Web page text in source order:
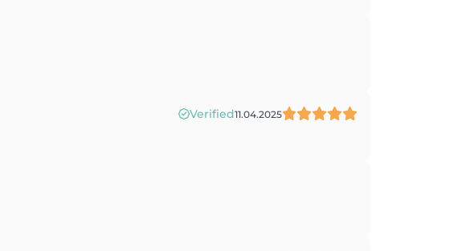
Verified11.04.2025